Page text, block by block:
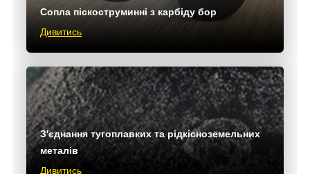
Сопла піскоструминні з карбіду бор
Дивитись
З'єднання тугоплавких та рідкісноземельних
металів
Дивитись